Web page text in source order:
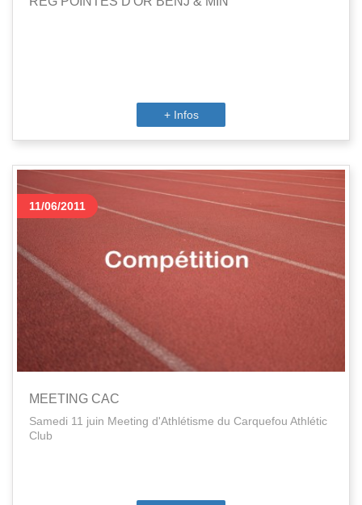
+ Infos
MEETING CAC
Samedi 11 juin Meeting d'Athlétisme du Carquefou Athlétic
Club
11/06/2011